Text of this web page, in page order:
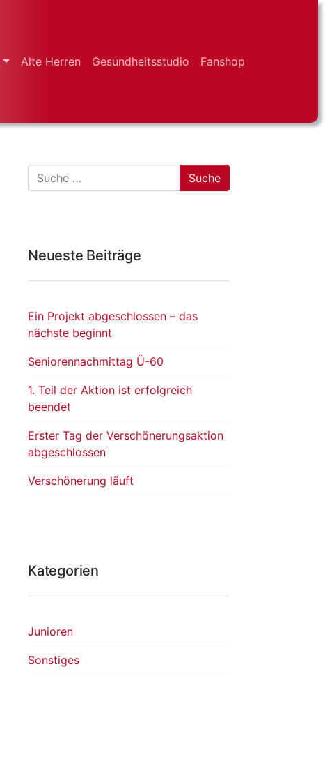
Alte Herren Gesundheitsstudio Fanshop
Suche
Neueste Beiträge
Ein Projekt abgeschlossen – das
nächste beginnt
Seniorennachmittag Ü-60
1. Teil der Aktion ist erfolgreich
beendet
Erster Tag der Verschönerungsaktion
abgeschlossen
Verschönerung läuft
Kategorien
Junioren
Sonstiges